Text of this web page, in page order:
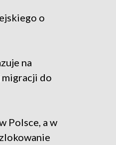
o
na
do
Polsce, a w